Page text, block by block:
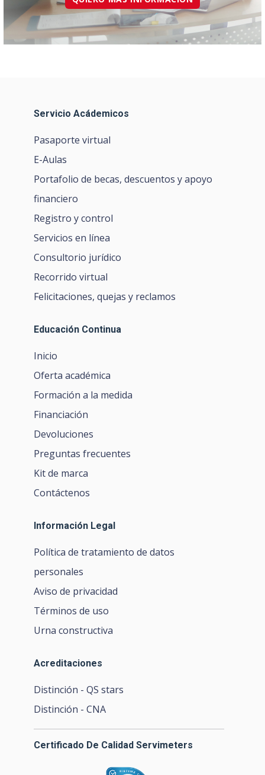
Servicio Acádemicos
Pasaporte virtual
E-Aulas
Portafolio de becas, descuentos y apoyo
financiero
Registro y control
Servicios en línea
Consultorio jurídico
Recorrido virtual
Felicitaciones, quejas y reclamos
Educación Continua
Inicio
Oferta académica
Formación a la medida
Financiación
Devoluciones
Preguntas frecuentes
Kit de marca
Contáctenos
Información Legal
Política de tratamiento de datos
personales
Aviso de privacidad
Términos de uso
Urna constructiva
Acreditaciones
Distinción - QS stars
Distinción - CNA
Certificado De Calidad Servimeters